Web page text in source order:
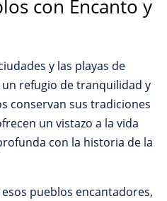
con Encanto y
y las playas de
refugio de tranquilidad y
conservan sus tradiciones
un vistazo a la vida
con la historia de la
pueblos encantadores,